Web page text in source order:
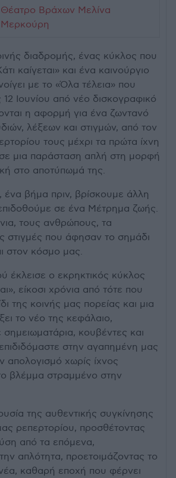
Θέατρο Βράχων Μελίνα
Μερκούρη
διαδρομής, ένας κύκλος που
καίγεται» και ένα καινούργιο
με το «Όλα τέλεια» που
12 Ιουνίου από νέο δισκογραφικό
η αφορμή για ένα ζωντανό
λέξεων και στιγμών, από τον
τους μέχρι τα πρώτα ίχνη
μια παράσταση απλή στη μορφή
στο αποτύπωμά της.
βήμα πριν, βρίσκουμε άλλη
σε ένα Μέτρημα ζωής.
τους ανθρώπους, τα
στιγμές που άφησαν το σημάδι
στον κόσμο μας.
έκλεισε ο εκρηκτικός κύκλος
είκοσι χρόνια από τότε που
της κοινής μας πορείας και μια
το νέο της κεφάλαιο,
κουβέντες και
στην αγαπημένη μας
απολογισμό χωρίς ίχνος
βλέμμα στραμμένο στην
της αυθεντικής συγκίνησης
ρεπερτορίου, προσθέτοντας
από τα επόμενα,
απλότητα, προετοιμάζοντας το
καθαρή εποχή που φέρνει